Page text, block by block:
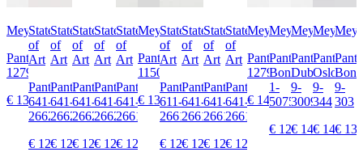
Meyer
Pantalon
1279300900
€ 139,99
State
of
Art
Pantalon
641-
2662132
€ 129,95
State
of
Art
Pantalon
641-
2662134
€ 129,95
State
of
Art
Pantalon
641-
2662132
€ 129,95
State
of
Art
Pantalon
641-
2662134
€ 129,95
State
of
Art
Pantalon
641-
2661732
€ 129,95
Meyer
Pantalon
1150934400
€ 139,99
State
of
Art
Pantalon
611-
2661334
€ 129,95
State
of
Art
Pantalon
641-
2661734
€ 129,95
State
of
Art
Pantalon
641-
2661732
€ 129,95
State
of
Art
Pantalon
641-
2661734
€ 129,95
Meyer
Pantalon
1279300900
€ 149,99
Meyer
Pantalon
Bonn
1-
5075
€ 129,99
Meyer
Pantalon
Dublin
9-
3009
€ 149,99
Meyer
Pantalon
Oslo
9-
344
€ 149,99
Bonn
9-
303
€